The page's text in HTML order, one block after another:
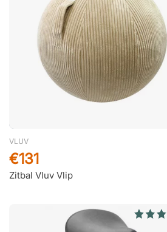
VLUV
Zitbal Vluv Vlip
€131